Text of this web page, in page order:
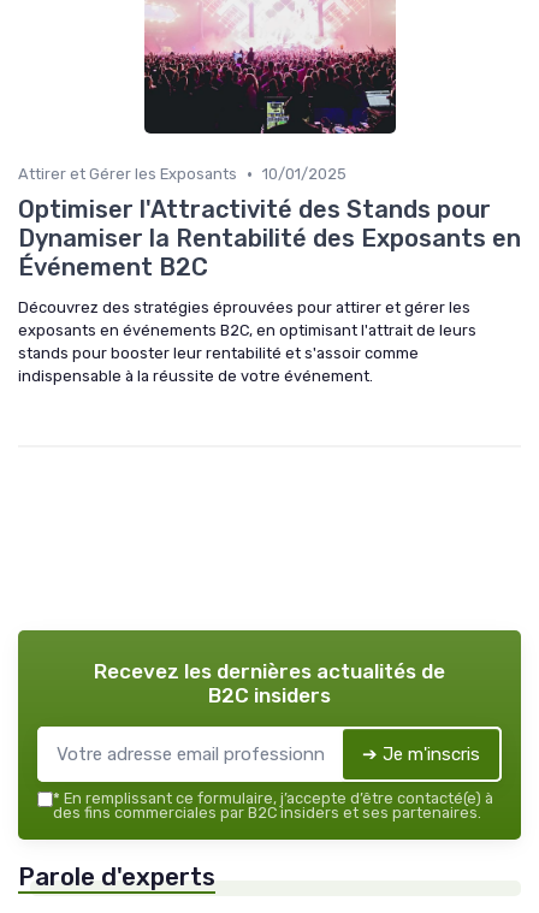
Attirer et Gérer les Exposants • 10/01/2025
Optimiser l'Attractivité des Stands pour
Dynamiser la Rentabilité des Exposants en
Événement B2C
Découvrez des stratégies éprouvées pour attirer et gérer les
exposants en événements B2C, en optimisant l'attrait de leurs
stands pour booster leur rentabilité et s'assoir comme
indispensable à la réussite de votre événement.
Recevez les dernières actualités de
B2C insiders
➔ Je m'inscris
* En remplissant ce formulaire, j’accepte d’être contacté(e) à
des fins commerciales par B2C insiders et ses partenaires.
Parole d'experts